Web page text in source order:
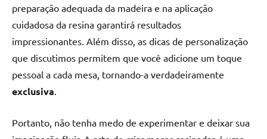
preparação adequada da madeira e na aplicação
cuidadosa da resina garantirá resultados
impressionantes. Além disso, as dicas de personalização
que discutimos permitem que você adicione um toque
pessoal a cada mesa, tornando-a verdadeiramente
exclusiva.
Portanto, não tenha medo de experimentar e deixar sua